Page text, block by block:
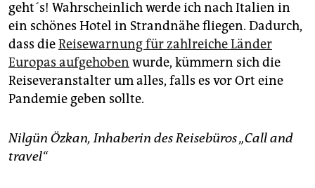
geht´s! Wahrscheinlich werde ich nach Italien in
ein schönes Hotel in Strandnähe fliegen. Dadurch,
dass dieReisewarnung für zahlreiche Länder
Europas aufgehoben wurde, kümmern sich die
Reiseveranstalter um alles, falls es vor Ort eine
Pandemie geben sollte.
Nilgün Özkan, Inhaberin des Reisebüros „Call and
travel“